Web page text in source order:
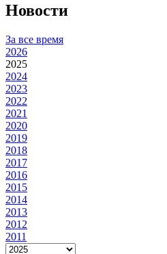
Новости
За все время
2026
2025
2024
2023
2022
2021
2020
2019
2018
2017
2016
2015
2014
2013
2012
2011